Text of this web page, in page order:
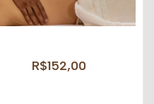
R$152,00